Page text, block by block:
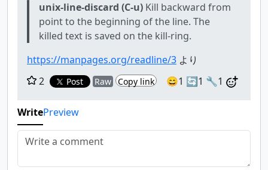
unix-line-discard (C-u) Kill backward from
point to the beginning of the line. The
killed text is saved on the kill-ring.
https://manpages.org/readline/3 より
2
Post Raw Copy link 😄1 🔄1 🔧1
WritePreview